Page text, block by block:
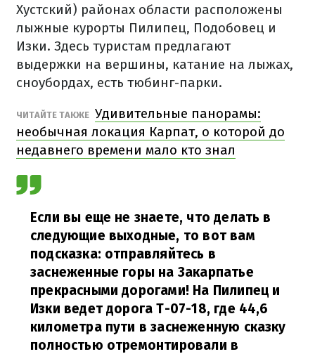
Хустский) районах области расположены
лыжные курорты Пилипец, Подобовец и
Изки. Здесь туристам предлагают
выдержки на вершины, катание на лыжах,
сноубордах, есть тюбинг-парки.
ЧИТАЙТЕ ТАКЖЕ Удивительные панорамы:
необычная локация Карпат, о которой до
недавнего времени мало кто знал
Если вы еще не знаете, что делать в
следующие выходные, то вот вам
подсказка: отправляйтесь в
заснеженные горы на Закарпатье
прекрасными дорогами! На Пилипец и
Изки ведет дорога Т-07-18, где 44,6
километра пути в заснеженную сказку
полностью отремонтировали в